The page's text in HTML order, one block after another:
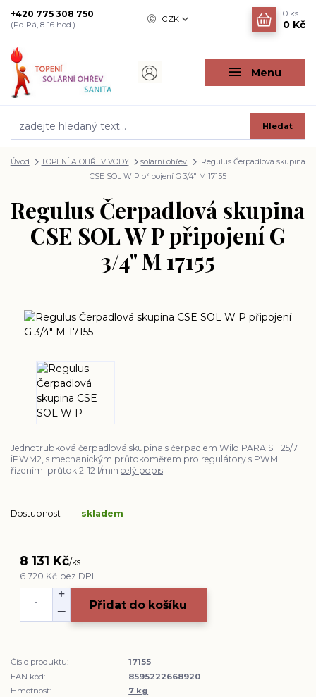
Menu
CZK
Hledat
+420 775 308 750
(Po-Pá, 8-16 hod.)
0 ks
0 Kč
Úvod TOPENÍ A OHŘEV VODY solární ohřev
Regulus Čerpadlová skupina
CSE SOL W P připojení G 3/4" M 17155
Regulus Čerpadlová skupina
CSE SOL W P připojení G
3/4" M 17155
Jednotrubková čerpadlová skupina s čerpadlem Wilo PARA ST 25/7
iPWM2, s mechanickým průtokoměrem pro regulátory s PWM
řízením. průtok 2-12 l/min celý popis
Dostupnost skladem
8 131 Kč/ks
6 720 Kč bez DPH
Přidat do košíku
Číslo produktu:
17155
EAN kód:
8595222668920
Hmotnost:
7 kg